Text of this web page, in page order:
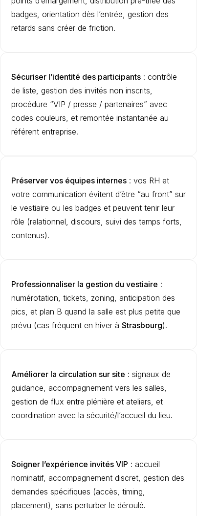
badges, orientation dès l’entrée, gestion des
retards sans créer de friction.
Sécuriser l’identité des participants : contrôle
de liste, gestion des invités non inscrits,
procédure “VIP / presse / partenaires” avec
codes couleurs, et remontée instantanée au
référent entreprise.
Préserver vos équipes internes : vos RH et
votre communication évitent d’être “au front” sur
le vestiaire ou les badges et peuvent tenir leur
rôle (relationnel, discours, suivi des temps forts,
contenus).
Professionnaliser la gestion du vestiaire :
numérotation, tickets, zoning, anticipation des
pics, et plan B quand la salle est plus petite que
prévu (cas fréquent en hiver à Strasbourg).
Améliorer la circulation sur site : signaux de
guidance, accompagnement vers les salles,
gestion de flux entre plénière et ateliers, et
coordination avec la sécurité/l’accueil du lieu.
Soigner l’expérience invités VIP : accueil
nominatif, accompagnement discret, gestion des
demandes spécifiques (accès, timing,
placement), sans perturber le déroulé.